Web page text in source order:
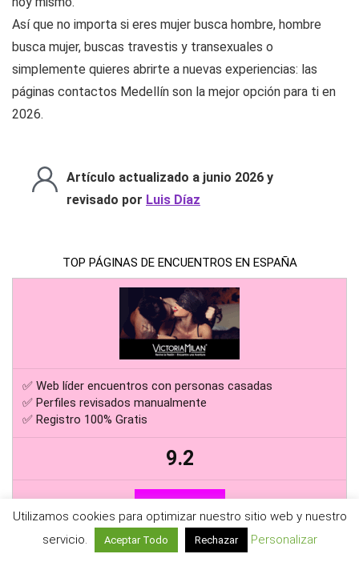
Así que no importa si eres mujer busca hombre, hombre
busca mujer, buscas travestis y transexuales o
simplemente quieres abrirte a nuevas experiencias: las
páginas contactos Medellín son la mejor opción para ti en
2026.
Artículo actualizado a junio 2026 y
revisado por Luis Díaz
TOP PÁGINAS DE ENCUENTROS EN ESPAÑA
✅ Web líder encuentros con personas casadas
✅ Perfiles revisados manualmente
✅ Registro 100% Gratis
9.2
Utilizamos cookies para optimizar nuestro sitio web y nuestro
servicio.
Aceptar Todo Rechazar Personalizar